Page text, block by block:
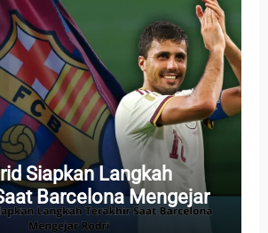
Siapkan Langkah
Barcelona Mengejar